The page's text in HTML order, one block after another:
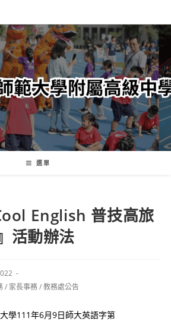
選單
English 普技高旅
活動辦法
/ 家長事務/教務處公告
學111年6月9日師大英語字第